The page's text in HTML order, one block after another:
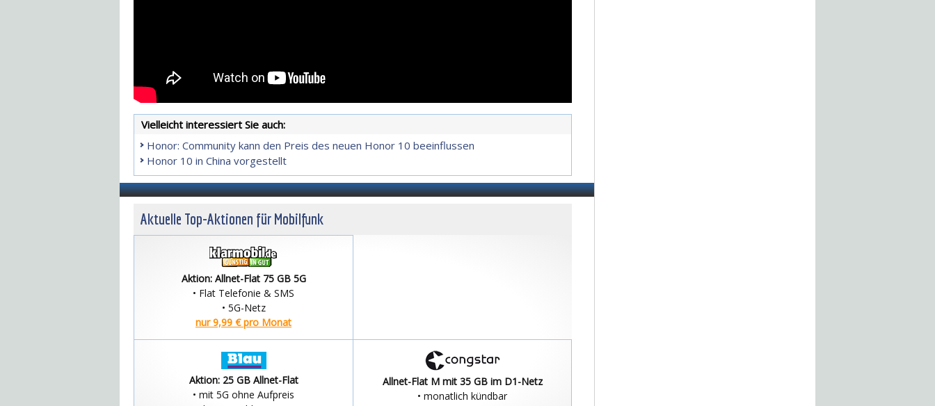
Vielleicht interessiert Sie auch:
Honor: Community kann den Preis des neuen Honor 10 beeinflussen
Honor 10 in China vorgestellt
Aktuelle Top-Aktionen für Mobilfunk
Aktion: Allnet-Flat 75 GB 5G
• Flat Telefonie & SMS
• 5G-Netz
nur 9,99 € pro Monat
Aktion: 25 GB Allnet-Flat
• mit 5G ohne Aufpreis
Allnet-Flat M mit 35 GB im D1-Netz
• monatlich kündbar